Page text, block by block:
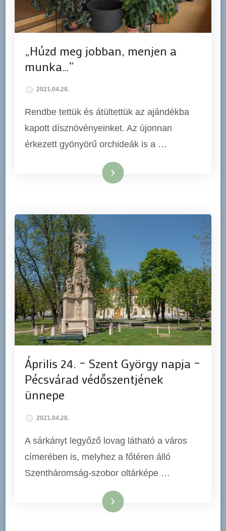
„Húzd meg jobban, menjen a
munka…”
2021.04.28.
Rendbe tettük és átültettük az ajándékba
kapott dísznövényeinket. Az újonnan
érkezett gyönyörű orchideák is a …
Tovább
Április 24. – Szent György napja –
Pécsvárad védőszentjének
ünnepe
2021.04.28.
A sárkányt legyőző lovag látható a város
címerében is, melyhez a főtéren álló
Szentháromság-szobor oltárképe …
Tovább